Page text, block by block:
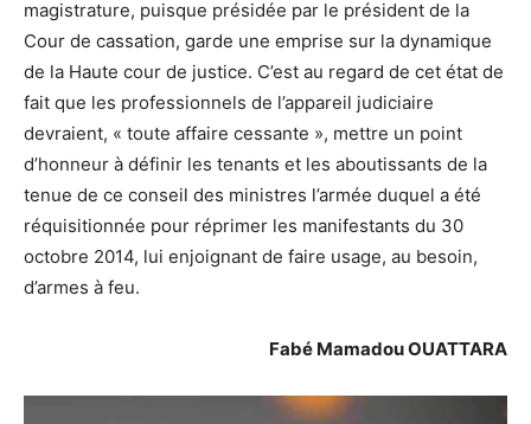
magistrature, puisque présidée par le président de la
Cour de cassation, garde une emprise sur la dynamique
de la Haute cour de justice. C’est au regard de cet état de
fait que les professionnels de l’appareil judiciaire
devraient, « toute affaire cessante », mettre un point
d’honneur à définir les tenants et les aboutissants de la
tenue de ce conseil des ministres l’armée duquel a été
réquisitionnée pour réprimer les manifestants du 30
octobre 2014, lui enjoignant de faire usage, au besoin,
d’armes à feu.
Fabé Mamadou OUATTARA
Lecteur